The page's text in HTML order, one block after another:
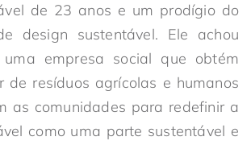
de 23 anos e um prodígio do
design sustentável. Ele achou
empresa social que obtém
de resíduos agrícolas e humanos
as comunidades para redefinir a
como uma parte sustentável e